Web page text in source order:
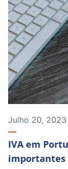
Julho 20, 2023
IVA em
importantes